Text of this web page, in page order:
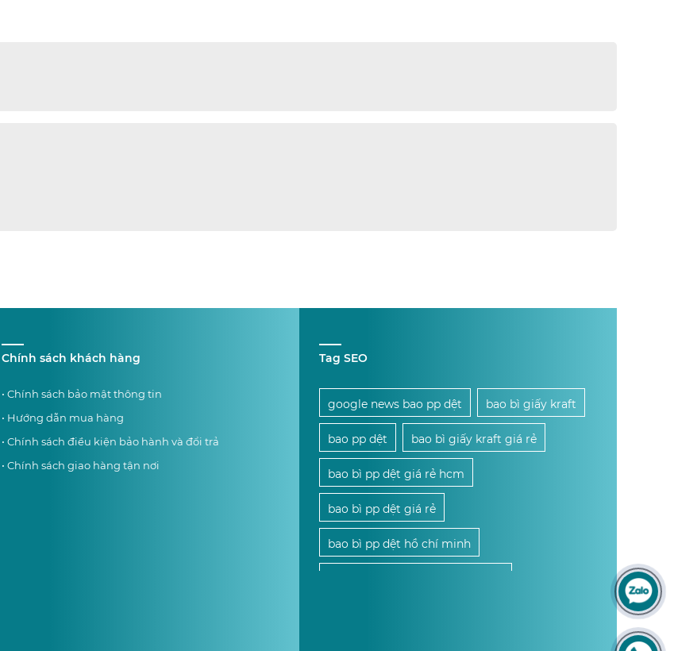
Chính sách khách hàng
• Chính sách bảo mật thông tin
• Hướng dẫn mua hàng
• Chính sách điều kiện bảo hành và đổi trả
• Chính sách giao hàng tận nơi
Tag SEO
google news bao pp dệt bao bì giấy kraft
bao pp dệt bao bì giấy kraft giá rẻ
bao bì pp dệt giá rẻ hcm
bao bì pp dệt giá rẻ
bao bì pp dệt hồ chí minh